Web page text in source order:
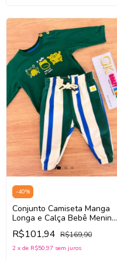
-40%
Conjunto Camiseta Manga
Longa e Calça Bebê Menino
Três e Já 62436 (Verde/Off
White)
R$101,94 R$169,90
2 x de R$50,97 sem juros